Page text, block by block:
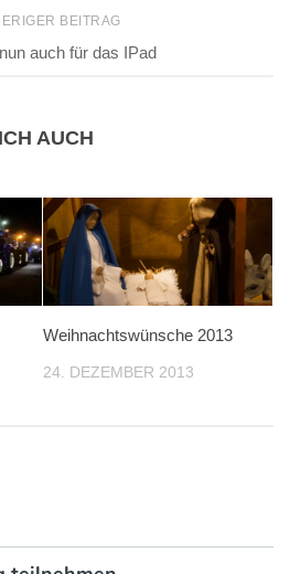
BEITRAG
auch für das IPad
AUCH
Weihnachtswünsche 2013
24. DEZEMBER 2013